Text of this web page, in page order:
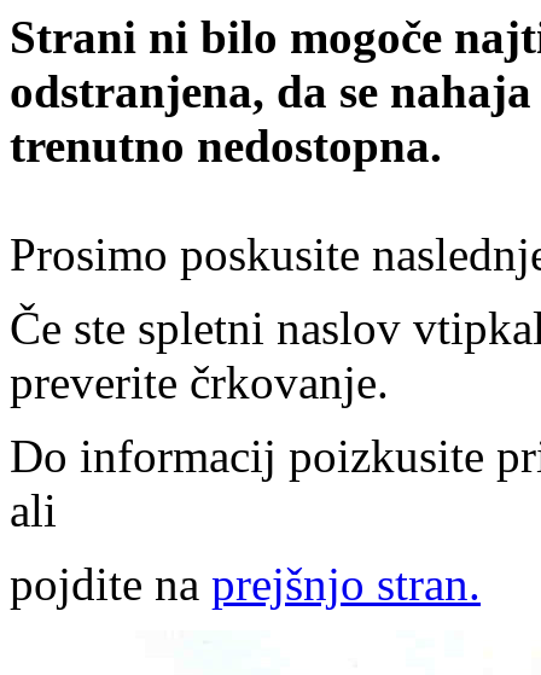
Strani ni bilo mogoče
odstranjena, da se
trenutno nedostopna.
Prosimo poskusite
Če ste spletni naslov
preverite črkovanje.
Do informacij poizkusite
ali
pojdite na prejšnjo stran.